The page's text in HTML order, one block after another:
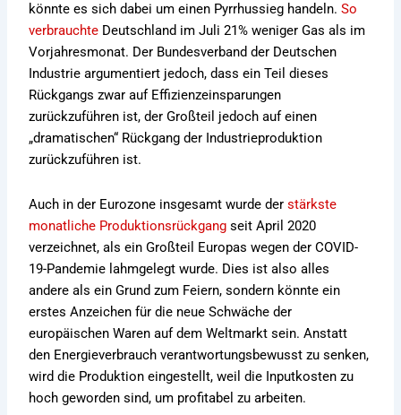
könnte es sich dabei um einen Pyrrhussieg handeln.So
verbrauchte Deutschland im Juli 21% weniger Gas als im
Vorjahresmonat. Der Bundesverband der Deutschen
Industrie argumentiert jedoch, dass ein Teil dieses
Rückgangs zwar auf Effizienzeinsparungen
zurückzuführen ist, der Großteil jedoch auf einen
„dramatischen“ Rückgang der Industrieproduktion
zurückzuführen ist.
Auch in der Eurozone insgesamt wurde derstärkste
monatliche Produktionsrückgang seit April 2020
verzeichnet, als ein Großteil Europas wegen der COVID-
19-Pandemie lahmgelegt wurde. Dies ist also alles
andere als ein Grund zum Feiern, sondern könnte ein
erstes Anzeichen für die neue Schwäche der
europäischen Waren auf dem Weltmarkt sein. Anstatt
den Energieverbrauch verantwortungsbewusst zu senken,
wird die Produktion eingestellt, weil die Inputkosten zu
hoch geworden sind, um profitabel zu arbeiten.